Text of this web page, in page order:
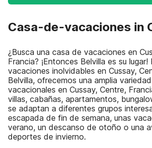
Casa-de-vacaciones in
¿Busca una casa de vacaciones en
Francia? ¡Entonces Belvilla es su lugar!
vacaciones inolvidables en Cussay,
Belvilla, ofrecemos una amplia
vacacionales en Cussay, Centre,
villas, cabañas, apartamentos,
se adaptan a diferentes grupos
escapada de fin de semana, unas
verano, un descanso de otoño o una
deportes de invierno.